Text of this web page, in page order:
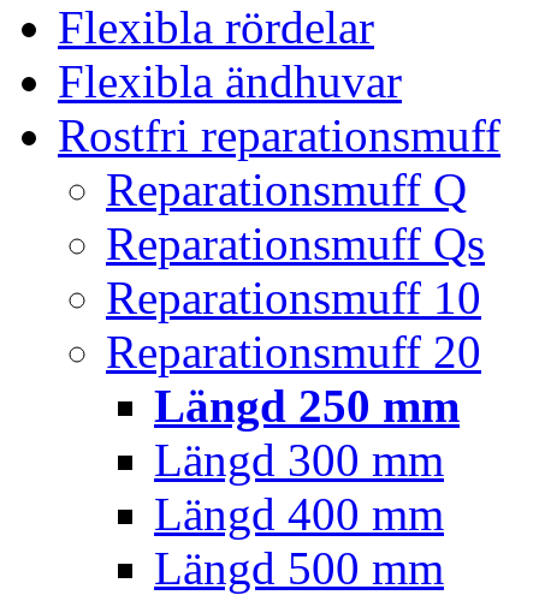
Flexibla rördelar
Flexibla ändhuvar
Rostfri reparationsmuff
Reparationsmuff Q
Reparationsmuff Qs
Reparationsmuff 10
Reparationsmuff 20
Längd 250 mm
Längd 300 mm
Längd 400 mm
Längd 500 mm